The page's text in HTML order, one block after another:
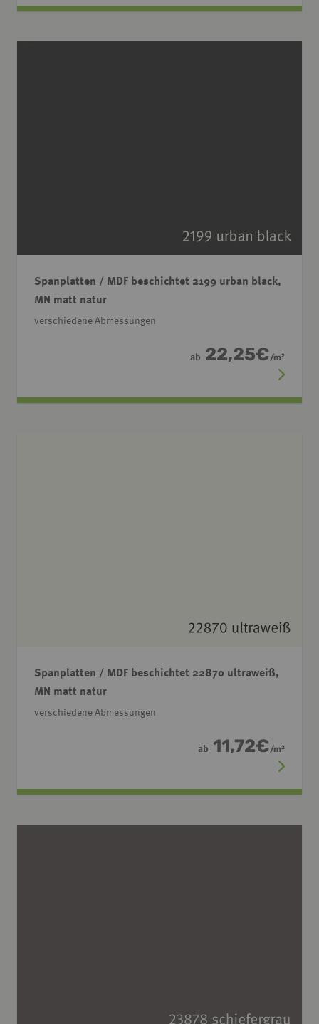
Spanplatten / MDF beschichtet 2199 urban black,
MN matt natur
verschiedene Abmessungen
ab 22,25€/m2
Spanplatten / MDF beschichtet 22870 ultraweiß,
MN matt natur
verschiedene Abmessungen
ab 11,72€/m2